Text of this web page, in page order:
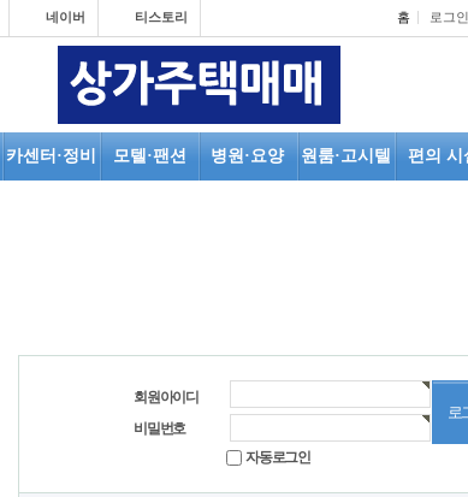
네이버 티스토리 홈 로그인
카센터·정비 모텔·팬션 병원·요양 원룸·고시텔 편의 시
회원아이디
비밀번호
자동로그인